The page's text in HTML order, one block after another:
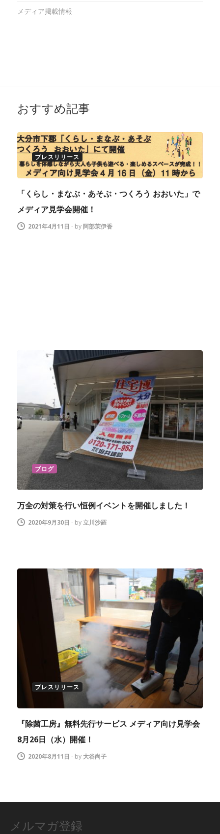
メディア掲載情報
おすすめ記事
プレスリリース
「くらし・まなぶ・あそぶ・つくろう おおいた」で
メディア見学会開催！
2021年4月11日 - by阿部茉伊香
ブログ
万全の対策を行い恒例イベントを開催しました！
2020年9月30日 - by立川沙羅
プレスリリース
『除菌工房』無料先行サービス メディア向け見学会
8月26日（水）開催！
2020年8月11日 - by 大谷尚子
メルマガ登録